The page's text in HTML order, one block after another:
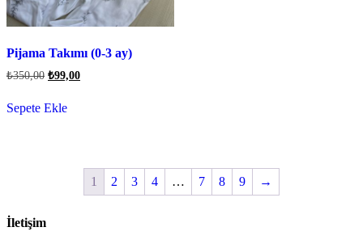
Pijama Takımı (0-3 ay)
₺350,00 ₺99,00
Sepete Ekle
1 2 3 4 … 7 8 9 →
İletişim